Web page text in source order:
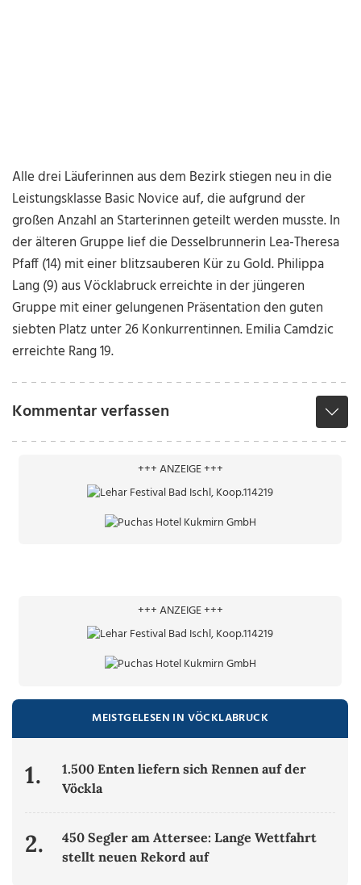
Alle drei Läuferinnen aus dem Bezirk stiegen neu in die
Leistungsklasse Basic Novice auf, die aufgrund der
großen Anzahl an Starterinnen geteilt werden musste. In
der älteren Gruppe lief die Desselbrunnerin Lea-Theresa
Pfaff (14) mit einer blitzsauberen Kür zu Gold. Philippa
Lang (9) aus Vöcklabruck erreichte in der jüngeren
Gruppe mit einer gelungenen Präsentation den guten
siebten Platz unter 26 Konkurrentinnen. Emilia Camdzic
erreichte Rang 19.
Kommentar verfassen
+++ ANZEIGE +++
+++ ANZEIGE +++
MEISTGELESEN IN VÖCKLABRUCK
1.
1.500 Enten liefern sich Rennen auf der
Vöckla
2.
450 Segler am Attersee: Lange Wettfahrt
stellt neuen Rekord auf